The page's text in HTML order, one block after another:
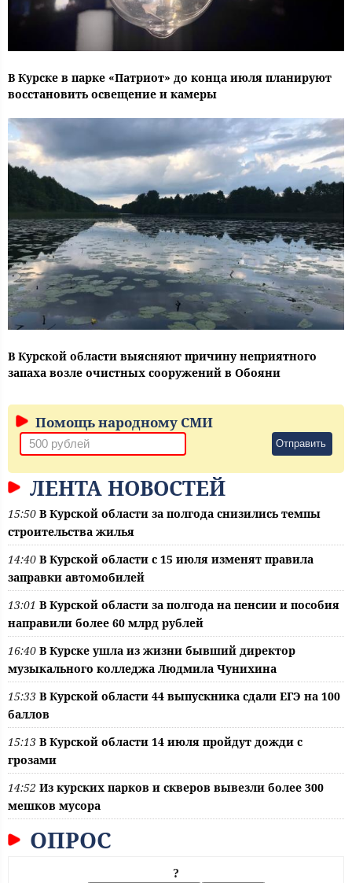
В Курске в парке «Патриот» до конца июля планируют
восстановить освещение и камеры
В Курской области выясняют причину неприятного
запаха возле очистных сооружений в Обояни
Помощь народному СМИ
Отправить
ЛЕНТА НОВОСТЕЙ
15:50 В Курской области за полгода снизились темпы
строительства жилья
14:40 В Курской области с 15 июля изменят правила
заправки автомобилей
13:01 В Курской области за полгода на пенсии и пособия
направили более 60 млрд рублей
16:40 В Курске ушла из жизни бывший директор
музыкального колледжа Людмила Чунихина
15:33 В Курской области 44 выпускника сдали ЕГЭ на 100
баллов
15:13 В Курской области 14 июля пройдут дожди с
грозами
14:52 Из курских парков и скверов вывезли более 300
мешков мусора
ОПРОС
?